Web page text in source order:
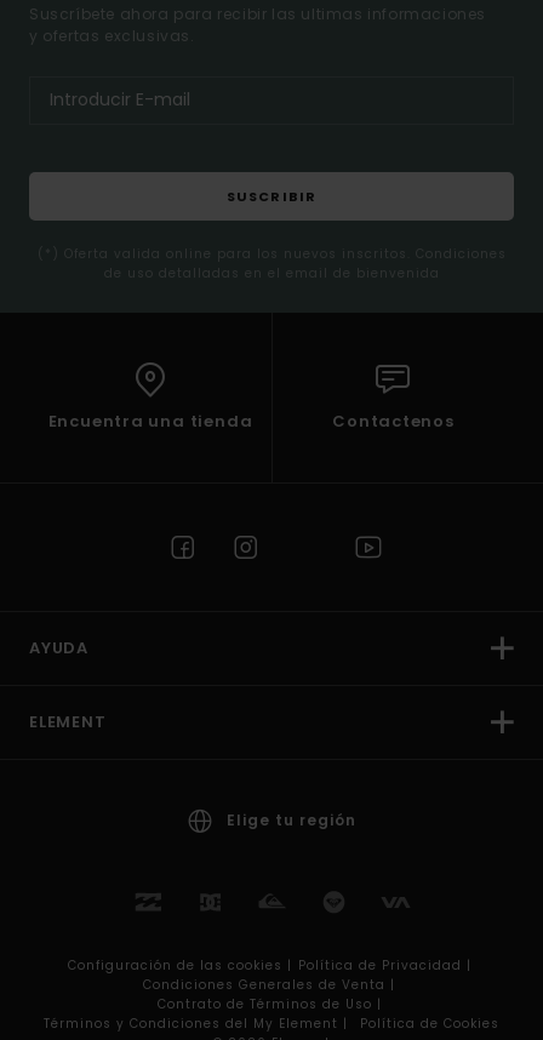
Suscríbete ahora para recibir las ultimas informaciones
y ofertas exclusivas.
SUSCRIBIR
(*) Oferta valida online para los nuevos inscritos. Condiciones
de uso detalladas en el email de bienvenida
Encuentra una tienda Contactenos
AYUDA
ELEMENT
Elige tu región
Configuración de las cookies | Política de Privacidad |
Condiciones Generales de Venta |
Contrato de Términos de Uso |
Términos y Condiciones del My Element |
Política de Cookies